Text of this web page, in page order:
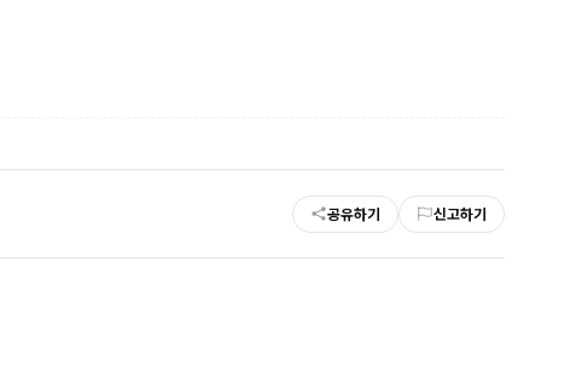
공유하기 신고하기